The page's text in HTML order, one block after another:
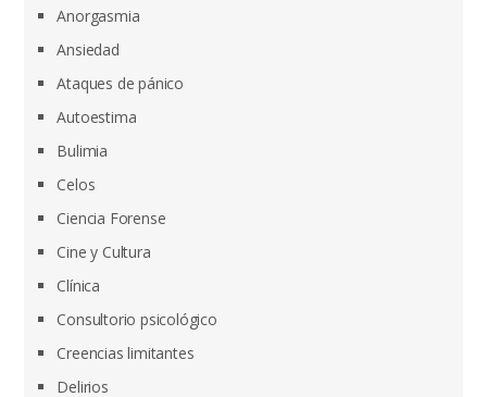
Anorgasmia
Ansiedad
Ataques de pánico
Autoestima
Bulimia
Celos
Ciencia Forense
Cine y Cultura
Clínica
Consultorio psicológico
Creencias limitantes
Delirios